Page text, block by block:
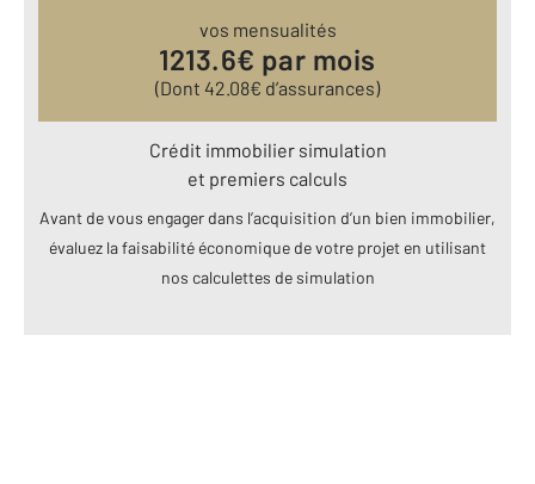
vos mensualités
1213.6€ par mois
(Dont 42.08€ d’assurances)
Crédit immobilier simulation
et premiers calculs
Avant de vous engager dans l’acquisition d’un bien immobilier,
évaluez la faisabilité économique de votre projet en utilisant
nos calculettes de simulation